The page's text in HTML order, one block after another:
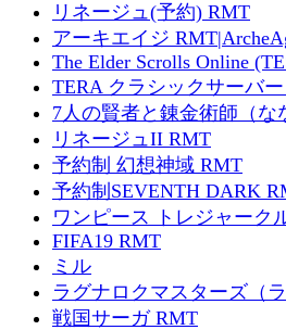
リネージュ(予約) RMT
アーキエイジ
The Elder Scrolls Online
TERA クラシックサーバ
7人の賢者と錬金術師（な
リネージュII RMT
予約制 幻想神域 RMT
予約制SEVENTH DARK
ワンピース トレジャーク
FIFA19 RMT
ミル
ラグナロクマスターズ（ラ
戦国サーガ RMT